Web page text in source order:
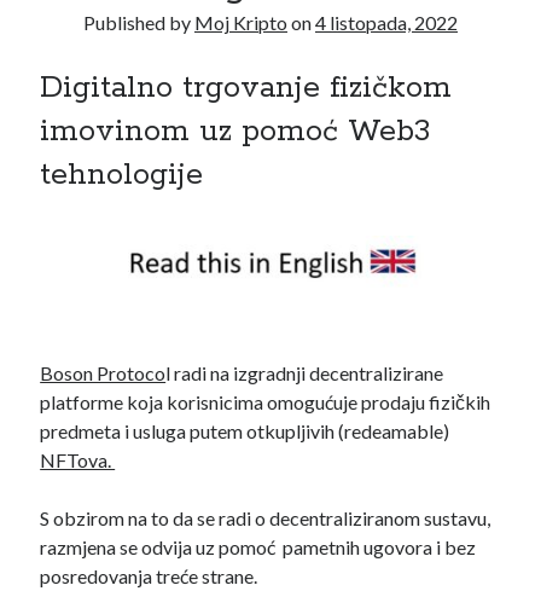
travanj 2021 (1)
siječanj 2021 (1)
studeni 2020(1)
listopad 2020(1)
(2)
ožujak 2020(4)
veljača 2020(4)
siječanj 2020(3)
prosinac 2019
listopad 2019(4)
rujan 2019(5)
kolovoz 2019(12)
Published by Moj Kripto on4 listopada, 2022
Digitalno trgovanje fizičkom
imovinom uz pomoć Web3
tehnologije
Boson Protocol radi na izgradnji decentralizirane
platforme koja korisnicima omogućuje prodaju fizičkih
predmeta i usluga putem otkupljivih (redeamable)
NFTova.
S obzirom na to da se radi o decentraliziranom sustavu,
razmjena se odvija uz pomoć pametnih ugovora i bez
posredovanja treće strane.